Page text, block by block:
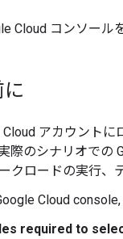
Cloud コンソール
Cloud アカウントに
際のシナリオでの
クロードの実行、
Cloud
required to